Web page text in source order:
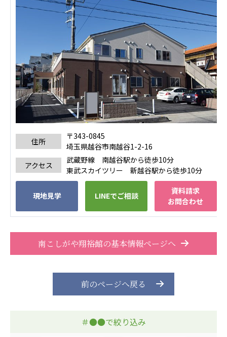
住所
〒343-0845
埼玉県越谷市南越谷1-2-16
アクセス
武蔵野線 南越谷駅から徒歩10分
東武スカイツリー 新越谷駅から徒歩10分
現地見学 LINEでご相談
資料請求
お問合わせ
南こしがや翔裕館の基本情報ページへ
前のページへ戻る
＃●●で絞り込み